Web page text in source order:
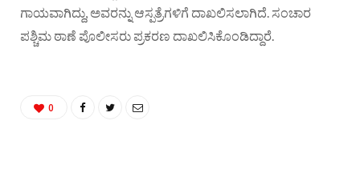
ಗಾಯವಾಗಿದ್ದು, ಅವರನ್ನು ಆಸ್ಪತ್ರೆಗಳಿಗೆ ದಾಖಲಿಸಲಾಗಿದೆ. ಸಂಚಾರ
ಪಶ್ಚಿಮ ಠಾಣೆ ಪೊಲೀಸರು ಪ್ರಕರಣ ದಾಖಲಿಸಿಕೊಂಡಿದ್ದಾರೆ.
0